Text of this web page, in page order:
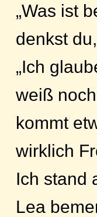
„Was ist
denkst
„Ich
weiß
kommt
wirklich
Ich stand
Lea